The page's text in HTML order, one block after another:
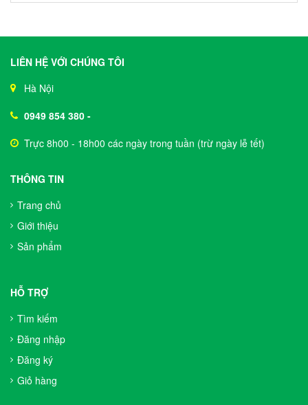
LIÊN HỆ VỚI CHÚNG TÔI
Hà Nội
0949 854 380 -
Trực 8h00 - 18h00 các ngày trong tuần (trừ ngày lễ tết)
THÔNG TIN
Trang chủ
Giới thiệu
Sản phẩm
HỖ TRỢ
Tìm kiếm
Đăng nhập
Đăng ký
Giỏ hàng